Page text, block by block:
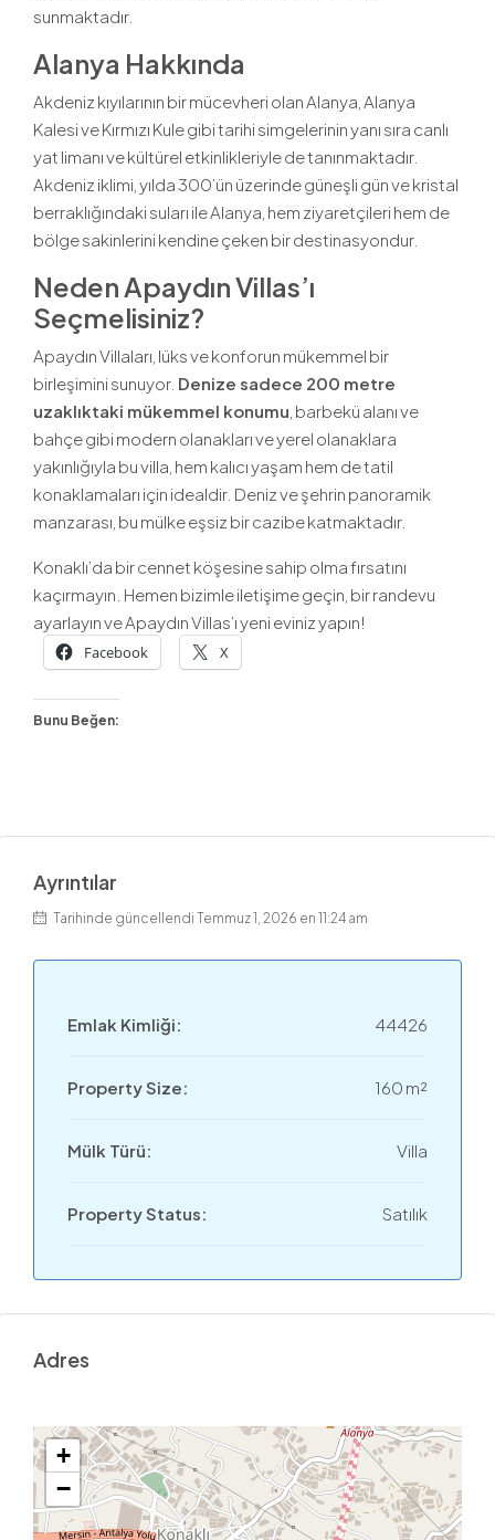
sunmaktadır.
Alanya Hakkında
Akdeniz kıyılarının bir mücevheri olan Alanya, Alanya
Kalesi ve Kırmızı Kule gibi tarihi simgelerinin yanı sıra canlı
yat limanı ve kültürel etkinlikleriyle de tanınmaktadır.
Akdeniz iklimi, yılda 300’ün üzerinde güneşli gün ve kristal
berraklığındaki suları ile Alanya, hem ziyaretçileri hem de
bölge sakinlerini kendine çeken bir destinasyondur.
Neden Apaydın Villas’ı
Seçmelisiniz?
Apaydın Villaları, lüks ve konforun mükemmel bir
birleşimini sunuyor. Denize sadece 200 metre
uzaklıktaki mükemmel konumu , barbekü alanı ve
bahçe gibi modern olanakları ve yerel olanaklara
yakınlığıyla bu villa, hem kalıcı yaşam hem de tatil
konaklamaları için idealdir. Deniz ve şehrin panoramik
manzarası, bu mülke eşsiz bir cazibe katmaktadır.
Konaklı’da bir cennet köşesine sahip olma fırsatını
kaçırmayın. Hemen bizimle iletişime geçin, bir randevu
ayarlayın ve Apaydın Villas’ı yeni eviniz yapın!
Facebook X
Bunu Beğen:
Ayrıntılar
Tarihinde güncellendi Temmuz 1, 2026 en 11:24 am
Emlak Kimliği: 44426
Property Size: 160 m²
Mülk Türü: Villa
Property Status: Satılık
Adres
+
−